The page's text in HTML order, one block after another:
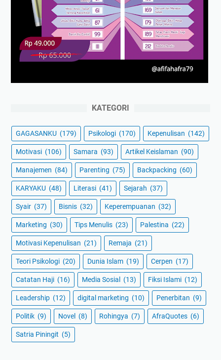
KATEGORI
GAGASANKU (179) Psikologi (170) Kepenulisan (142)
Motivasi (106) Samara (93) Artikel Keislaman (90)
Manajemen (84) Parenting (75) Backpacking (60)
KARYAKU (48) Literasi (41) Sejarah (37)
Syair (37) Bisnis (32) Keperempuanan (32)
Marketing (30) Tips Menulis (23) Palestina (22)
Motivasi Kepenulisan (21) Remaja (21)
Teori Psikologi (20) Dunia Islam (19) Cerpen (17)
Catatan Haji (16) Media Sosial (13) Fiksi Islami (12)
Leadership (12) digital marketing (10) Penerbitan (9)
Politik (9) Novel (8) Rohingya (7) AfraQuotes (6)
Satria Piningit (5)